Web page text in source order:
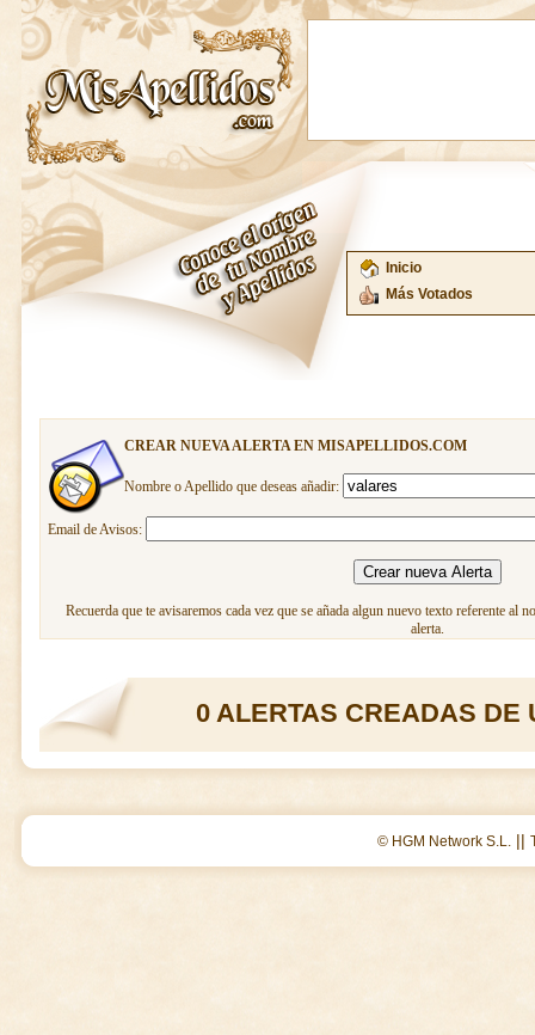
Inicio
Más Votados
CREAR NUEVA ALERTA EN MISAPELLIDOS.COM
Nombre o Apellido que deseas añadir:
Email de Avisos:
Recuerda que te avisaremos cada vez que se añada algun nuevo texto referente al
alerta.
0 ALERTAS CREADAS DE
© HGM Network S.L. ||